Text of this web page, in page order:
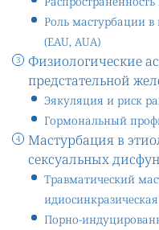
Роль мастурбации
(EAU, AUA)
Физиологические
предстательной
Эякуляция и риск
Гормональный
Мастурбация в
сексуальных
Травматический
Порно-